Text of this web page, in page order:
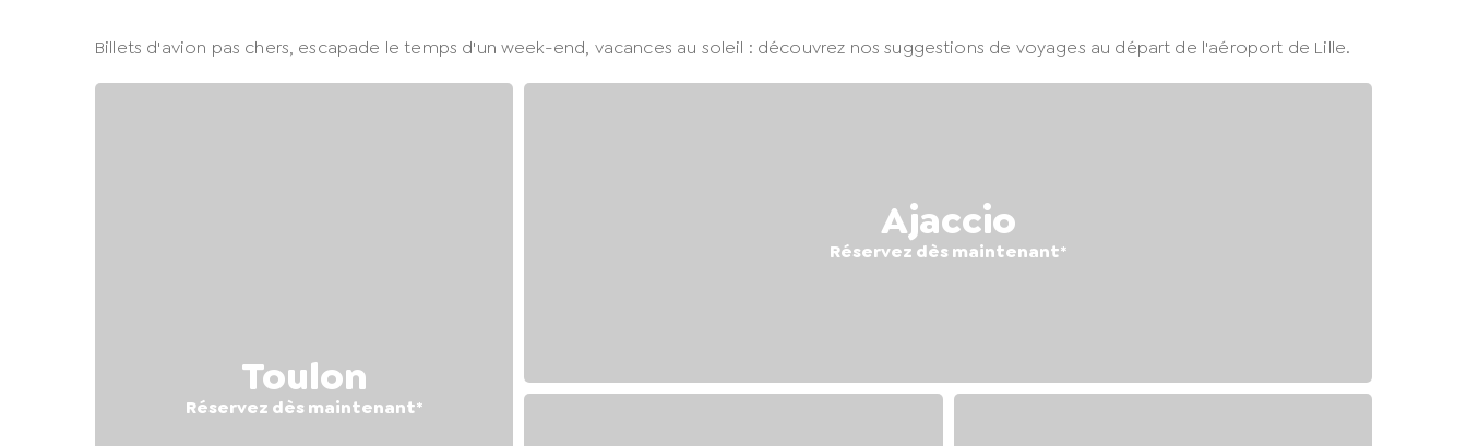
Billets d'avion pas chers, escapade le temps d'un week-end, vacances au soleil : découvrez nos suggestions de voyages au départ de l'aéroport de Lille.
Toulon
Réservez dès maintenant*
Ajaccio
Réservez dès maintenant*